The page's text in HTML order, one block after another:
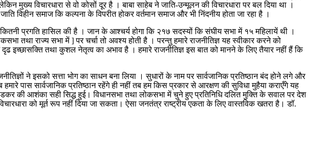
विचारधारा से वो कोसों दूर है । बाबा साहेब ने जाति-उन्मूलन की विचारधारा पर बल दिया था ।
विहीन समाज कि कल्पना के विपरीत होकर वर्तमान समाज और भी निंदनीय होता जा रहा है ।
प्रगति हासिल की है । जान के आश्चर्य होगा कि २१७ सदस्यों कि संघीय सभा में १५ महिलायें थी ।
तथा राज्य सभा में ] पर चर्चा तो अवश्य होती है । परन्तु हमारे राजनीतिज्ञ यह स्वीकार करने को
इच्छासक्ति तथा कुशल नेतृत्व का अभाव है । हमारे राजनीतिज्ञ इस बात को मानने के लिए तैयार नहीं हैं कि
ने इसको सत्ता भोग का साधन बना लिया । सुधारों के नाम पर सार्वजानिक प्रतिष्ठान बंद होने लगे और
पास सार्वजानिक प्रतिष्ठान रहेंगे ही नहीं तब हम किस प्रकार से आरक्षण की सुविधा मुहैया कराएँगे यह
की आशंका सही सिद्ध हुई। विधानसभा तथा लोकसभा में चुने हुए प्रतिनिधि दलित मुक्ति के सवाल पर देश
को मूर्त रूप नहीं दिया जा सकता। ऐसा जनतंत्र राष्ट्रीय एकता के लिए वास्तविक खतरा है। डॉ.